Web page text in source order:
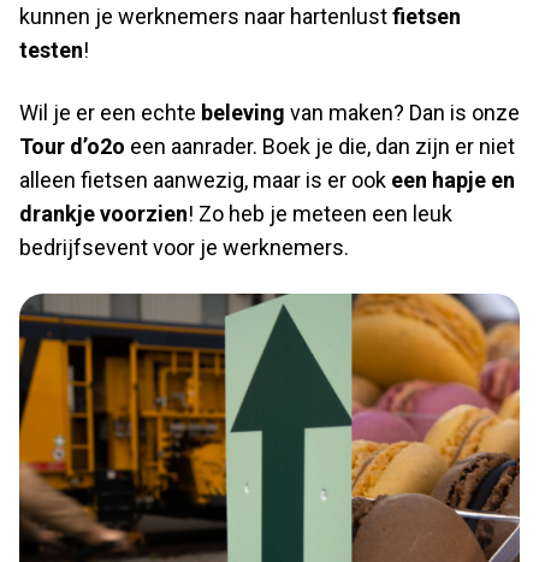
kunnen je werknemers naar hartenlustfietsen
testen!
Wil je er een echte beleving van maken? Dan is onze
Tour d’o2o een aanrader. Boek je die, dan zijn er niet
alleen fietsen aanwezig, maar is er ook een hapje en
drankje voorzien! Zo heb je meteen een leuk
bedrijfsevent voor je werknemers.